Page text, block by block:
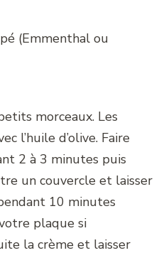
(Emmenthal ou
morceaux. Les
l’huile d’olive. Faire
2 à 3 minutes puis
un couvercle et laisser
10 minutes
plaque si
la crème et laisser